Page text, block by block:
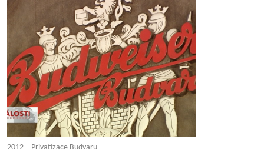
2012 – Privatizace Budvaru